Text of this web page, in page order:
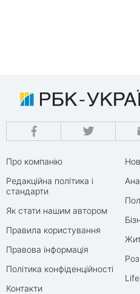
Про компанію
Редакційна політика і
стандарти
Як стати нашим автором
Правила користування
Правова інформація
Політика конфіденційності
Контакти